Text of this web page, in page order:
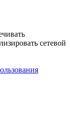
сетевой